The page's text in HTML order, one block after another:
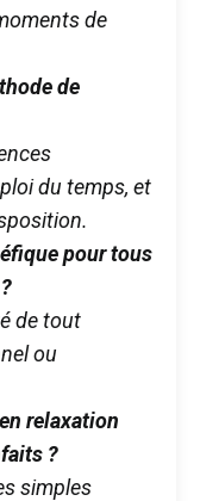
de
de
du temps, et
pour tous
de tout
ou
relaxation
?
simples